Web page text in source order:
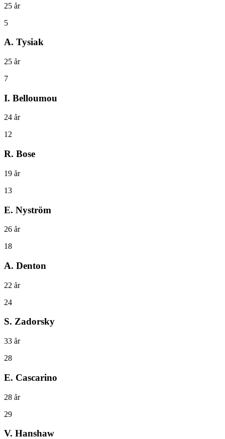
25 år
5
A. Tysiak
25 år
7
I. Belloumou
24 år
12
R. Bose
19 år
13
E. Nyström
26 år
18
A. Denton
22 år
24
S. Zadorsky
33 år
28
E. Cascarino
28 år
29
V. Hanshaw